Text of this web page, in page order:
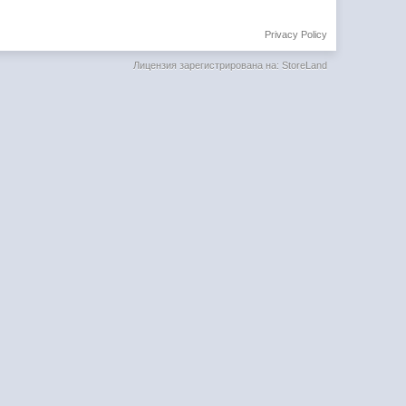
Privacy Policy
Лицензия зарегистрирована на: StoreLand